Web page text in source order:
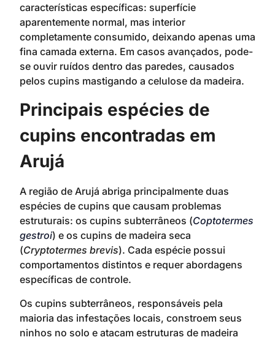
características específicas: superfície
aparentemente normal, mas interior
completamente consumido, deixando apenas uma
fina camada externa. Em casos avançados, pode-
se ouvir ruídos dentro das paredes, causados
pelos cupins mastigando a celulose da madeira.
Principais espécies de
cupins encontradas em
Arujá
A região de Arujá abriga principalmente duas
espécies de cupins que causam problemas
estruturais: os cupins subterrâneos (Coptotermes
gestroi) e os cupins de madeira seca
(Cryptotermes brevis). Cada espécie possui
comportamentos distintos e requer abordagens
específicas de controle.
Os cupins subterrâneos, responsáveis pela
maioria das infestações locais, constroem seus
ninhos no solo e atacam estruturas de madeira